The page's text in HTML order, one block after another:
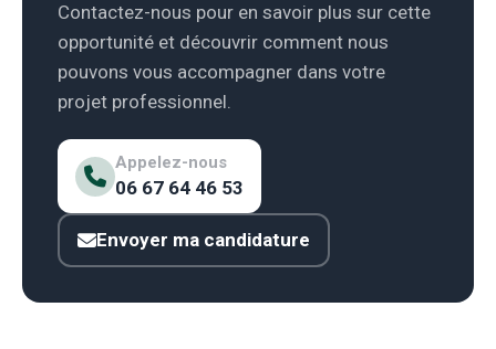
Contactez-nous pour en savoir plus sur cette
opportunité et découvrir comment nous
pouvons vous accompagner dans votre
projet professionnel.
Appelez-nous
06 67 64 46 53
Envoyer ma candidature